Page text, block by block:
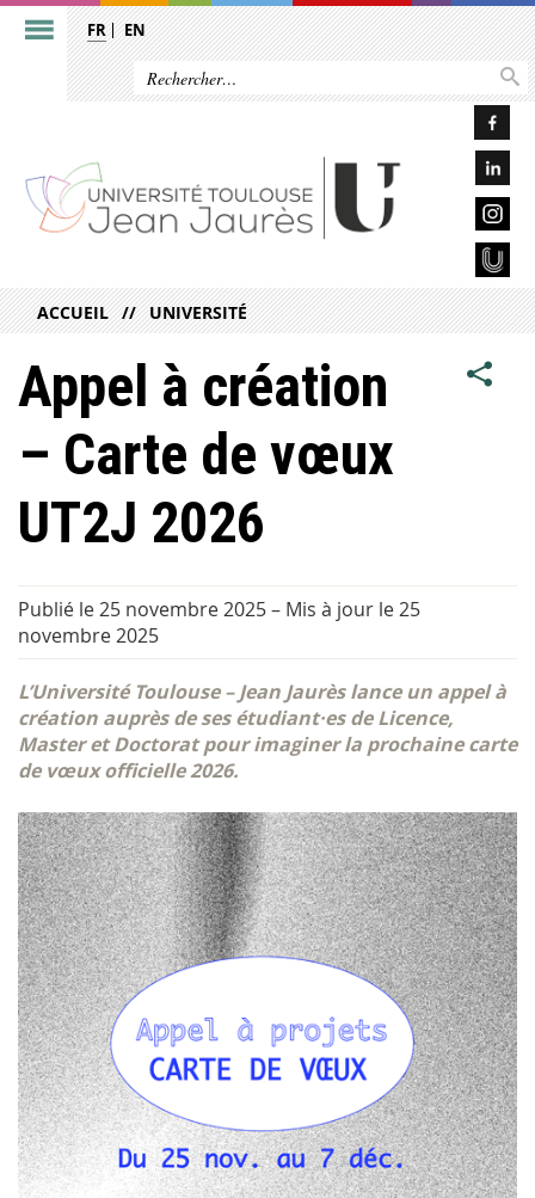
FR EN
ACCUEIL UNIVERSITÉ
Appel à création
– Carte de vœux
UT2J 2026
Publié le 25 novembre 2025– Mis à jour le 25
novembre 2025
L’Université Toulouse – Jean Jaurès lance un appel à
création auprès de ses étudiant·es de Licence,
Master et Doctorat pour imaginer la prochaine carte
de vœux officielle 2026.